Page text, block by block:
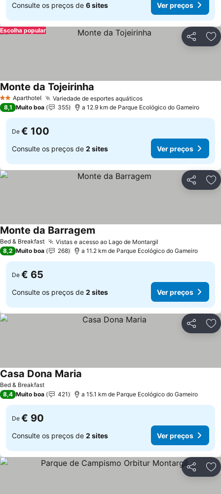
Consulte os preços de 6 sites Ver preços
Partilhar
Escolha popular
2 EstrelasAparthotel Variedade de esportes aquáticosVer preços
Monte da Tojeirinha
8,1 Muito boa 355 a 12.9 km de Parque Ecológico do Gameiro
De € 100
Consulte os preços de 2 sites Ver preços
Partilhar
Bed & Breakfast Vistas e acesso ao Lago de Montargil
Monte da Barragem
8,2 Muito boa 268 a 11.2 km de Parque Ecológico do Gameiro
De € 65
Consulte os preços de 2 sites Ver preços
Partilhar
Bed & Breakfast
Casa Dona Maria
8,4 Muito boa 421 a 15.1 km de Parque Ecológico do Gameiro
De € 90
Consulte os preços de 2 sites Ver preços
Partilhar